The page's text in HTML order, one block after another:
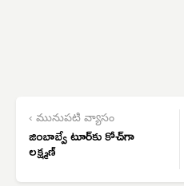
‹ మునుపటి వ్యాసం
జింబాబ్వే టూర్‌కు కోచ్‌గా
లక్ష్మణ్